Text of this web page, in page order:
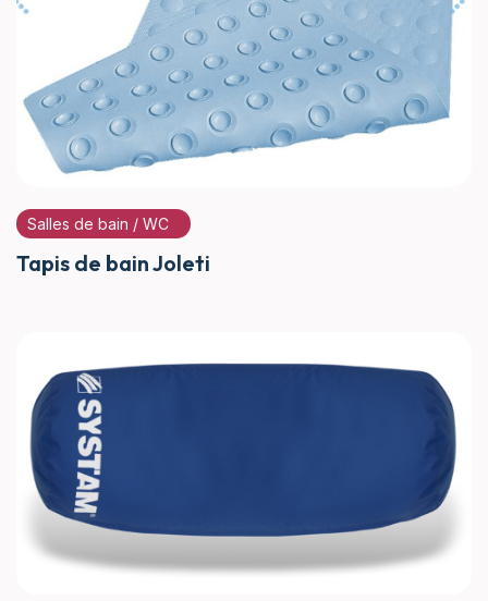
Salles de bain / WC
Tapis de bain Joleti